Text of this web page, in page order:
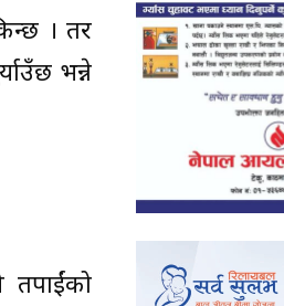
। तर
भन्ने
तपाईंको